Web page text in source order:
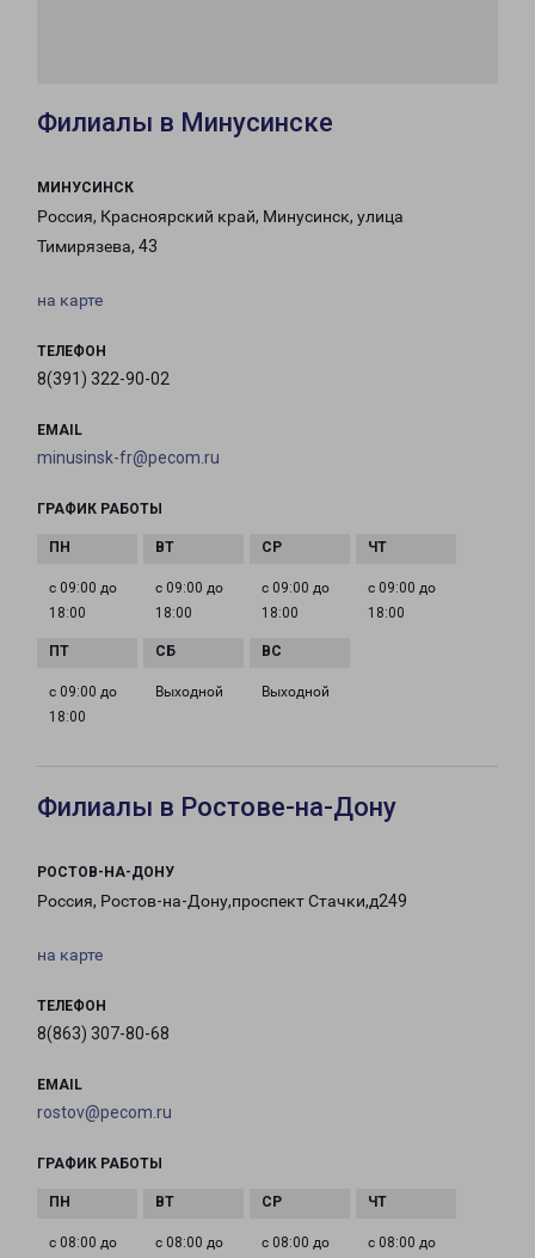
Филиалы в Минусинске
МИНУСИНСК
Россия, Красноярский край, Минусинск, улица
Тимирязева, 43
на карте
ТЕЛЕФОН
8(391) 322-90-02
EMAIL
minusinsk-fr@pecom.ru
ГРАФИК РАБОТЫ
с 09:00 до
18:00
с 09:00 до
18:00
с 09:00 до
18:00
с 09:00 до
18:00
с 09:00 до
18:00
Выходной Выходной
Филиалы в Ростове-на-Дону
РОСТОВ-НА-ДОНУ
Россия, Ростов-на-Дону,проспект Стачки,д249
на карте
ТЕЛЕФОН
8(863) 307-80-68
EMAIL
rostov@pecom.ru
ГРАФИК РАБОТЫ
с 08:00 до с 08:00 до с 08:00 до с 08:00 до